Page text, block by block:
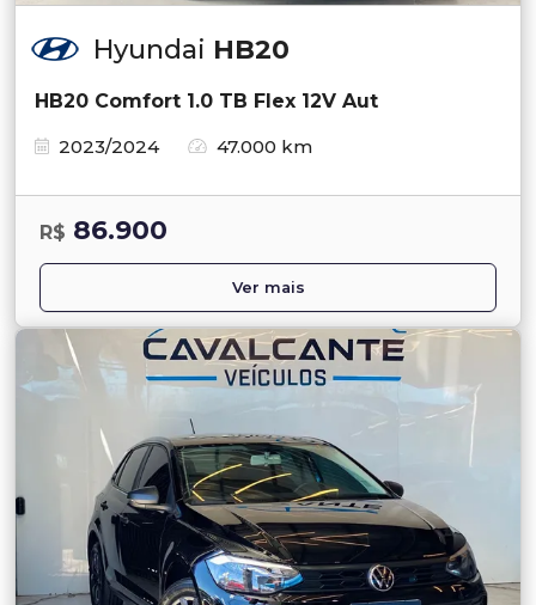
Hyundai HB20
HB20 Comfort 1.0 TB Flex 12V Aut
2023/2024
47.000 km
R$ 86.900
Ver mais